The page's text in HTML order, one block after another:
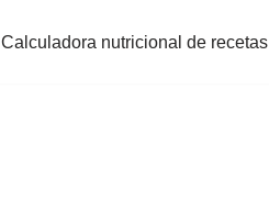
Calculadora nutricional de recetas